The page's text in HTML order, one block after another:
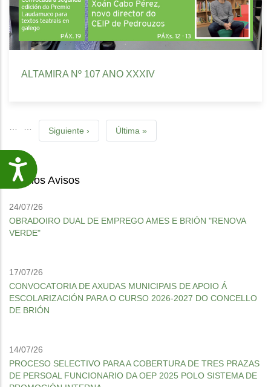
Accesibilidade
ALTAMIRA Nº 107 ANO XXXIV
Pagination
… … Next
Siguiente › Last
Última »
Últimos Avisos
24/07/26
OBRADOIRO DUAL DE EMPREGO AMES E BRIÓN "RENOVA
VERDE"
17/07/26
CONVOCATORIA DE AXUDAS MUNICIPAIS DE APOIO Á
ESCOLARIZACIÓN PARA O CURSO 2026-2027 DO CONCELLO
DE BRIÓN
14/07/26
PROCESO SELECTIVO PARA A COBERTURA DE TRES PRAZAS
DE PERSOAL FUNCIONARIO DA OEP 2025 POLO SISTEMA DE